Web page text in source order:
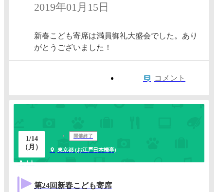
2019年01月15日
新春こども寄席は満員御礼大盛会でした。あり
がとうございました！
コメント
1/14
（月）
開催終了
東京都 (お江戸日本橋亭)
1人
第24回新春こども寄席